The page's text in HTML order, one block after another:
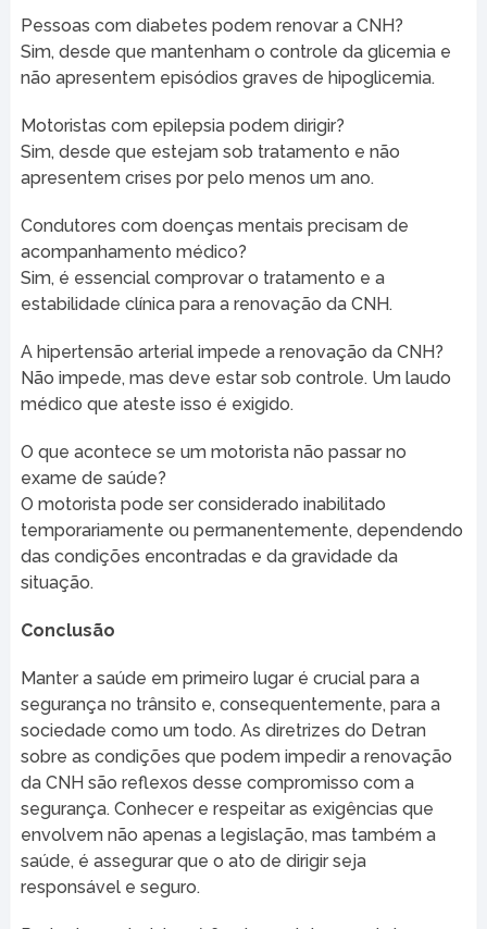
Pessoas com diabetes podem renovar a CNH?
Sim, desde que mantenham o controle da glicemia e
não apresentem episódios graves de hipoglicemia.
Motoristas com epilepsia podem dirigir?
Sim, desde que estejam sob tratamento e não
apresentem crises por pelo menos um ano.
Condutores com doenças mentais precisam de
acompanhamento médico?
Sim, é essencial comprovar o tratamento e a
estabilidade clínica para a renovação da CNH.
A hipertensão arterial impede a renovação da CNH?
Não impede, mas deve estar sob controle. Um laudo
médico que ateste isso é exigido.
O que acontece se um motorista não passar no
exame de saúde?
O motorista pode ser considerado inabilitado
temporariamente ou permanentemente, dependendo
das condições encontradas e da gravidade da
situação.
Conclusão
Manter a saúde em primeiro lugar é crucial para a
segurança no trânsito e, consequentemente, para a
sociedade como um todo. As diretrizes do Detran
sobre as condições que podem impedir a renovação
da CNH são reflexos desse compromisso com a
segurança. Conhecer e respeitar as exigências que
envolvem não apenas a legislação, mas também a
saúde, é assegurar que o ato de dirigir seja
responsável e seguro.